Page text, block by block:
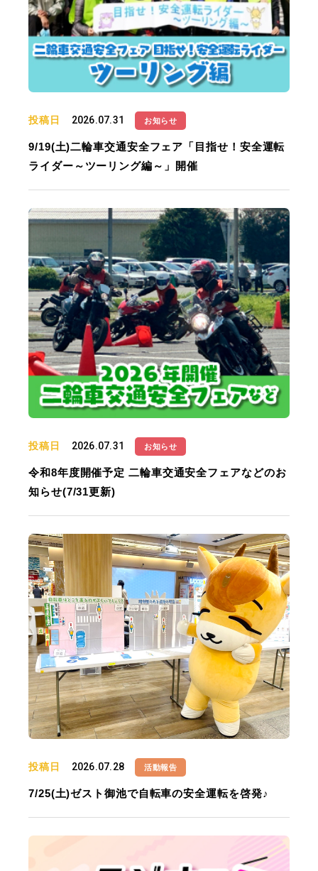
投稿日 2026.07.31 お知らせ
9/19(土)二輪車交通安全フェア「目指せ！安全運転
ライダー～ツーリング編～」開催
投稿日 2026.07.31 お知らせ
令和8年度開催予定 二輪車交通安全フェアなどのお
知らせ(7/31更新)
投稿日 2026.07.28 活動報告
7/25(土)ゼスト御池で自転車の安全運転を啓発♪